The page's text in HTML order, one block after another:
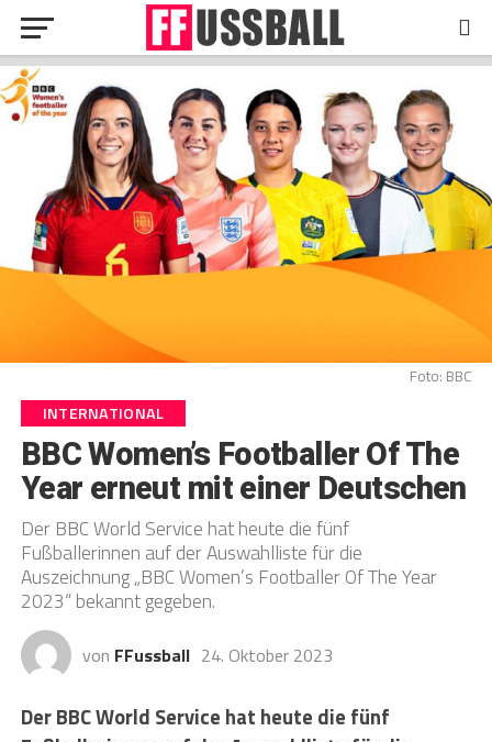
Foto: BBC
INTERNATIONAL
BBC Women’s Footballer Of The
Year erneut mit einer Deutschen
Der BBC World Service hat heute die fünf
Fußballerinnen auf der Auswahlliste für die
Auszeichnung „BBC Women’s Footballer Of The Year
2023“ bekannt gegeben.
von FFussball 24. Oktober 2023
Der BBC World Service hat heute die fünf